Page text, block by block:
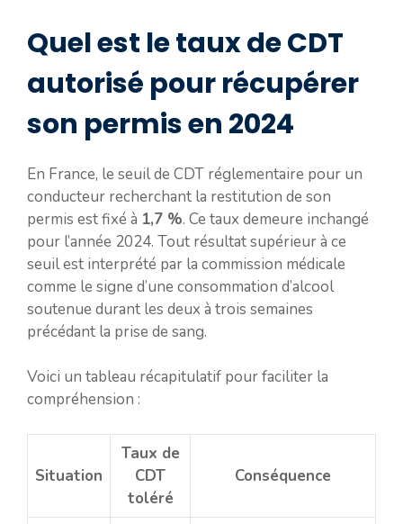
Quel est le taux de CDT
autorisé pour récupérer
son permis en 2024
En France, le seuil de CDT réglementaire pour un
conducteur recherchant la restitution de son
permis est fixé à 1,7 %. Ce taux demeure inchangé
pour l’année 2024. Tout résultat supérieur à ce
seuil est interprété par la commission médicale
comme le signe d’une consommation d’alcool
soutenue durant les deux à trois semaines
précédant la prise de sang.
Voici un tableau récapitulatif pour faciliter la
compréhension :
Situation
Taux de
CDT
toléré
Conséquence